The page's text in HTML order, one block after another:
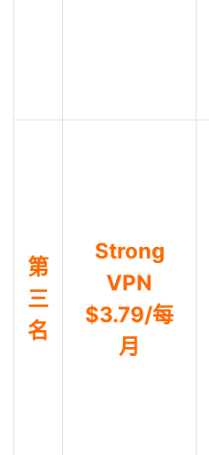
第
三
名
Strong
VPN
$3.79/每
月